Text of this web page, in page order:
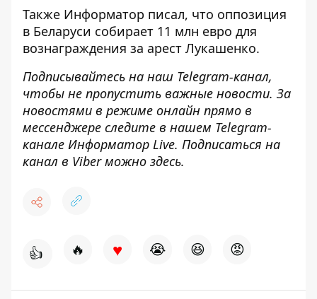
Также Информатор писал, что оппозиция
в Беларуси собирает 11 млн евро для
вознаграждения за арест Лукашенко.
Подписывайтесь на наш Telegram-канал,
чтобы не пропустить важные новости. За
новостями в режиме онлайн прямо в
мессенджере следите в нашем Telegram-
канале Информатор Live. Подписаться на
канал в Viber можно здесь.
👍 🔥 ♥ 😭 😆 😡